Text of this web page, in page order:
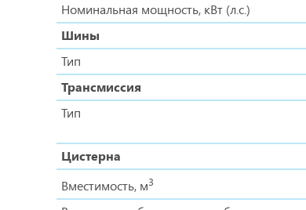
Номинальная мощность, кВт (л.с.)
Шины
Тип
Трансмиссия
Тип
Цистерна
Вместимость, м3